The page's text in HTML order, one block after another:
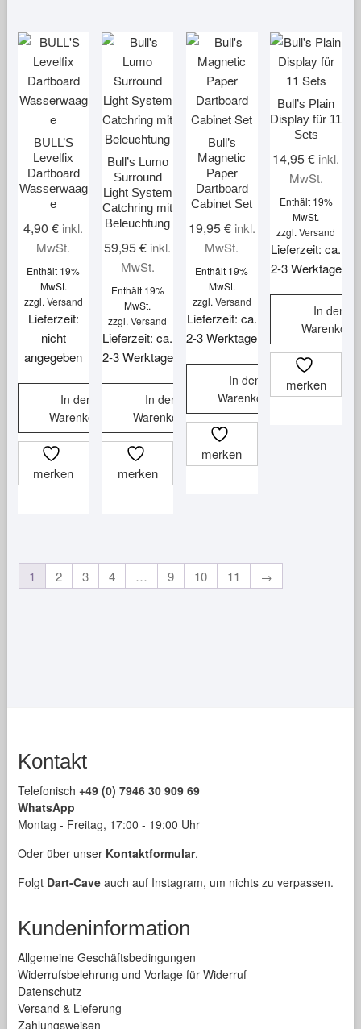
gewählt
werden
Die
Optionen
können
auf
der
Produktseite
gewählt
werden
BULL’S
Levelfix
Dartboard
Wasserwaag
e
4,90€ inkl.
MwSt.
Enthält 19%
MwSt.
zzgl. Versand
Lieferzeit:
nicht
angegeben
In den
Warenkorb
merken
Bull’s Lumo
Surround
Light System
Catchring mit
Beleuchtung
59,95€ inkl.
MwSt.
Enthält 19%
MwSt.
zzgl.Versand
Lieferzeit: ca.
2-3 Werktage
In den
Warenkorb
merken
Bull’s
Magnetic
Paper
Dartboard
Cabinet Set
19,95€ inkl.
MwSt.
Enthält 19%
MwSt.
zzgl. Versand
Lieferzeit: ca.
2-3 Werktage
In den
Warenkorb
merken
Bull’s Plain
Display für 11
Sets
14,95€ inkl.
MwSt.
Enthält 19%
MwSt.
zzgl.Versand
Lieferzeit: ca.
2-3 Werktage
In den
Warenkorb
merken
1 2 3 4 … 9 10 11 →
Kontakt
Telefonisch +49 (0) 7946 30 909 69
WhatsApp
Montag - Freitag, 17:00 - 19:00 Uhr
Oder über unser Kontaktformular.
Folgt Dart-Caveauch auf Instagram, um nichts zu verpassen.
Kundeninformation
Allgemeine Geschäftsbedingungen
Widerrufsbelehrung und Vorlage für Widerruf
Datenschutz
Versand & Lieferung
Zahlungsweisen